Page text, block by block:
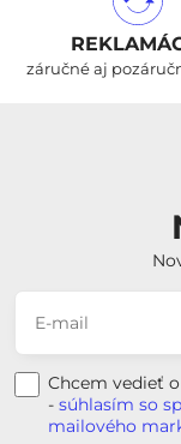
záručné aj
Chcem vedieť
- súhlasím so
mailového